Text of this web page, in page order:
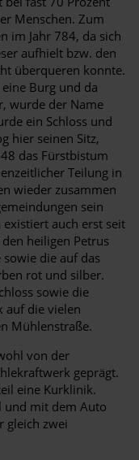
Menschen. Zum
im Jahr 784, da sich
aufhielt bzw. den
überqueren konnte.
Burg und da
wurde der Name
ein Schloss und
hier seinen Sitz,
das Fürstbistum
Teilung in
wieder zusammen
sein
existiert auch erst seit
heiligen Petrus
die auf das
rot und silber.
sowie die
auf die vielen
Mühlenstraße.
von der
geprägt.
eine Kurklinik.
und mit dem Auto
gleich zwei